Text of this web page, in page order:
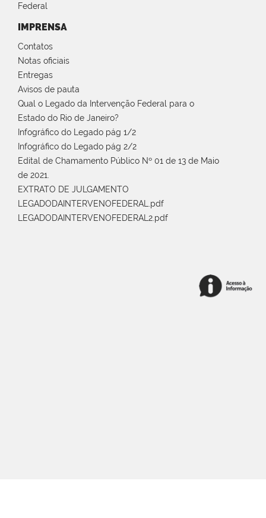
Federal
IMPRENSA
Contatos
Notas oficiais
Entregas
Avisos de pauta
Qual o Legado da Intervenção Federal para o
Estado do Rio de Janeiro?
Infográfico do Legado pág 1/2
Infográfico do Legado pág 2/2
Edital de Chamamento Público Nº 01 de 13 de Maio
de 2021.
EXTRATO DE JULGAMENTO
LEGADODAINTERVENOFEDERAL.pdf
LEGADODAINTERVENOFEDERAL2.pdf